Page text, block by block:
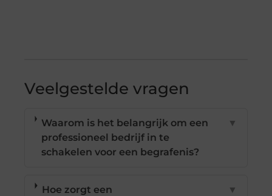
Veelgestelde vragen
Waarom is het belangrijk om een
professioneel bedrijf in te
schakelen voor een begrafenis?
▼
Hoe zorgt een
▼